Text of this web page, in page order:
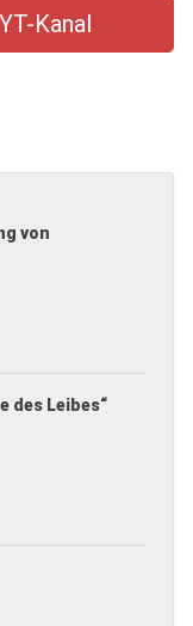
Kanal
von
des Leibes“